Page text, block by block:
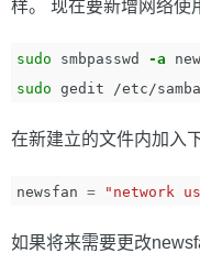
样。 现在要新增网络使
sudo smbpasswd -a
sudo
在新建立的文件内加入
newsfan = "network
如果将来需要更改